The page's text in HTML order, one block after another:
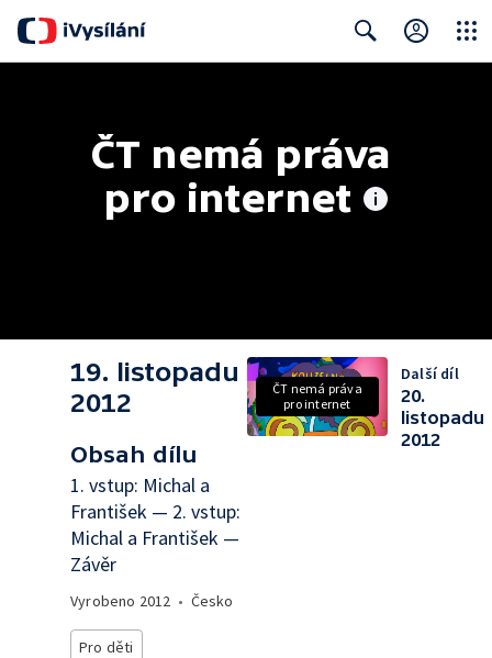
ČT nemá práva
pro internet
19. listopadu
2012
Obsah dílu
1. vstup: Michal a
František — 2. vstup:
Michal a František —
Závěr
Vyrobeno 2012 • Česko
Pro děti
ČT nemá práva
pro internet
Další díl
20.
listopadu
2012